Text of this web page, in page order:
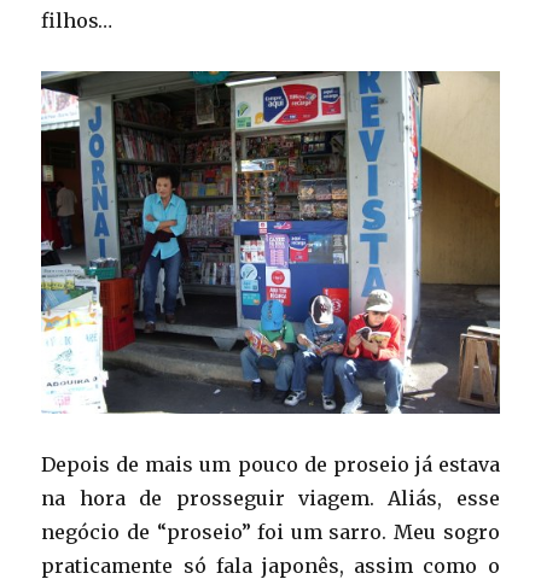
filhos…
Depois de mais um pouco de proseio já estava
na hora de prosseguir viagem. Aliás, esse
negócio de “proseio” foi um sarro. Meu sogro
praticamente só fala japonês, assim como o